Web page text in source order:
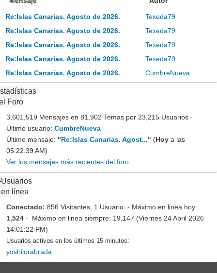
Re:Islas Canarias. Agosto de 2026.
Texeda79
Re:Islas Canarias. Agosto de 2026.
Texeda79
Re:Islas Canarias. Agosto de 2026.
Texeda79
Re:Islas Canarias. Agosto de 2026.
Texeda79
Re:Islas Canarias. Agosto de 2026.
CumbreNueva
Foro
3,601,519 Mensajes en 81,902 Temas por 23,215 Usuarios -
Último usuario: CumbreNueva
Último mensaje: "Re:Islas Canarias. Agost..." (Hoy a las
05:22:39 AM)
Ver los mensajes más recientes del foro.
Usuarios
en línea
Conectado: 856 Visitantes, 1 Usuario - Máximo en linea hoy:
1,524 - Máximo en linea siempre: 19,147 (Viernes 24 Abril 2026
14:01:22 PM)
Usuarios activos en los últimos 15 minutos:
yoshilorabrada